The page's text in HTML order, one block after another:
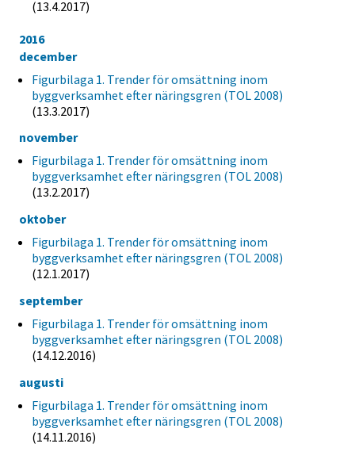
(13.4.2017)
2016
december
Figurbilaga 1. Trender för omsättning inom
byggverksamhet efter näringsgren (TOL 2008)
(13.3.2017)
november
Figurbilaga 1. Trender för omsättning inom
byggverksamhet efter näringsgren (TOL 2008)
(13.2.2017)
oktober
Figurbilaga 1. Trender för omsättning inom
byggverksamhet efter näringsgren (TOL 2008)
(12.1.2017)
september
Figurbilaga 1. Trender för omsättning inom
byggverksamhet efter näringsgren (TOL 2008)
(14.12.2016)
augusti
Figurbilaga 1. Trender för omsättning inom
byggverksamhet efter näringsgren (TOL 2008)
(14.11.2016)